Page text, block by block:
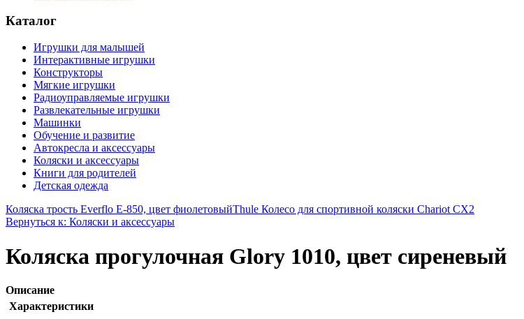
Каталог
Игрушки для малышей
Интерактивные игрушки
Конструкторы
Мягкие игрушки
Радиоуправляемые игрушки
Развлекательные игрушки
Машинки
Обучение и развитие
Автокресла и аксессуары
Коляски и аксессуары
Книги для родителей
Детская одежда
Коляска трость Everflo Е-850, цвет фиолетовыйThule Колесо для спортивной коляски Chariot CX2
Вернуться к: Коляски и аксессуары
Коляска прогулочная Glory 1010, цвет сиреневый
Описание
Характеристики